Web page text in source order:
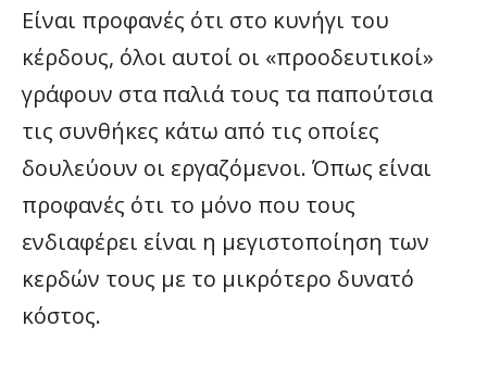
Είναι προφανές ότι στο κυνήγι του
κέρδους, όλοι αυτοί οι «προοδευτικοί»
γράφουν στα παλιά τους τα παπούτσια
τις συνθήκες κάτω από τις οποίες
δουλεύουν οι εργαζόμενοι. Όπως είναι
προφανές ότι το μόνο που τους
ενδιαφέρει είναι η μεγιστοποίηση των
κερδών τους με το μικρότερο δυνατό
κόστος.